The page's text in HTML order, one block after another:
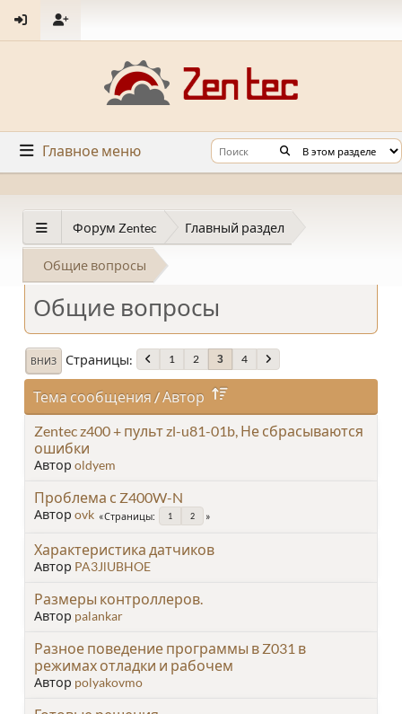
Главное меню
Форум Zentec Главный раздел
Общие вопросы
Общие вопросы
ВНИЗ Страницы 1 2 3 4
Тема сообщения / Автор
Zentec z400 + пульт zl-u81-01b, Не сбрасываются
ошибки
Автор oldyem
Проблема с Z400W-N
Автор ovk Страницы 1 2
Характеристика датчиков
Автор PA3JlUBHOE
Размеры контроллеров.
Автор palankar
Разное поведение программы в Z031 в
режимах отладки и рабочем
Автор polyakovmo